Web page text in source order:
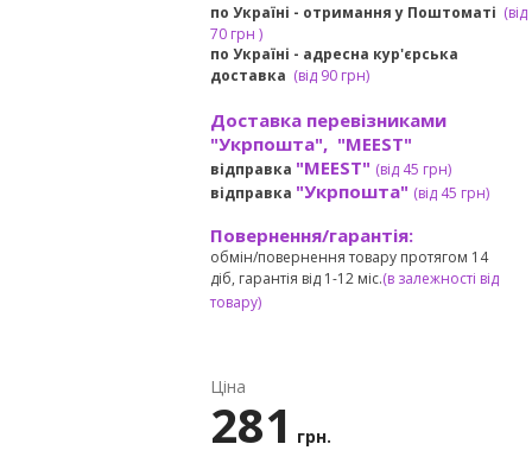
по Україні - отримання у Поштоматі (від
70 грн )
по Україні - адресна кур'єрська
доставка (від90 грн)
Доставка перевізниками
"Укрпошта", "MEEST"
відправка "MEEST" (від 45 грн)
відправка "Укрпошта" (від 45 грн)
Повернення/гарантія:
обмін/повернення товару протягом 14
діб, гарантія від 1-12 міс.(в залежності від
товару)
Ціна
281 грн.